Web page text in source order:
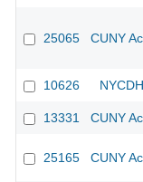
25065 CUNY
10626
13331 CUNY
25165 CUNY